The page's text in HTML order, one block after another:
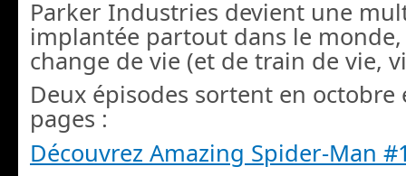
Parker Industries devient une
implantée partout dans le
change de vie (et de train de vie,
Deux épisodes sortent en
pages :
Découvrez Amazing Spider-Man